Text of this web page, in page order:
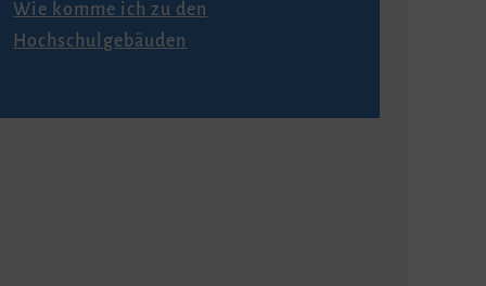
Wie komme ich zu den
Hochschulgebäuden